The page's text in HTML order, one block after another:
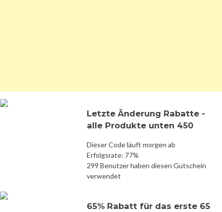
Letzte Änderung Rabatte -
alle Produkte unten 450
Dieser Code läuft morgen ab
Erfolgsrate: 77%
299 Benutzer haben diesen Gutschein
verwendet
65% Rabatt für das erste 65